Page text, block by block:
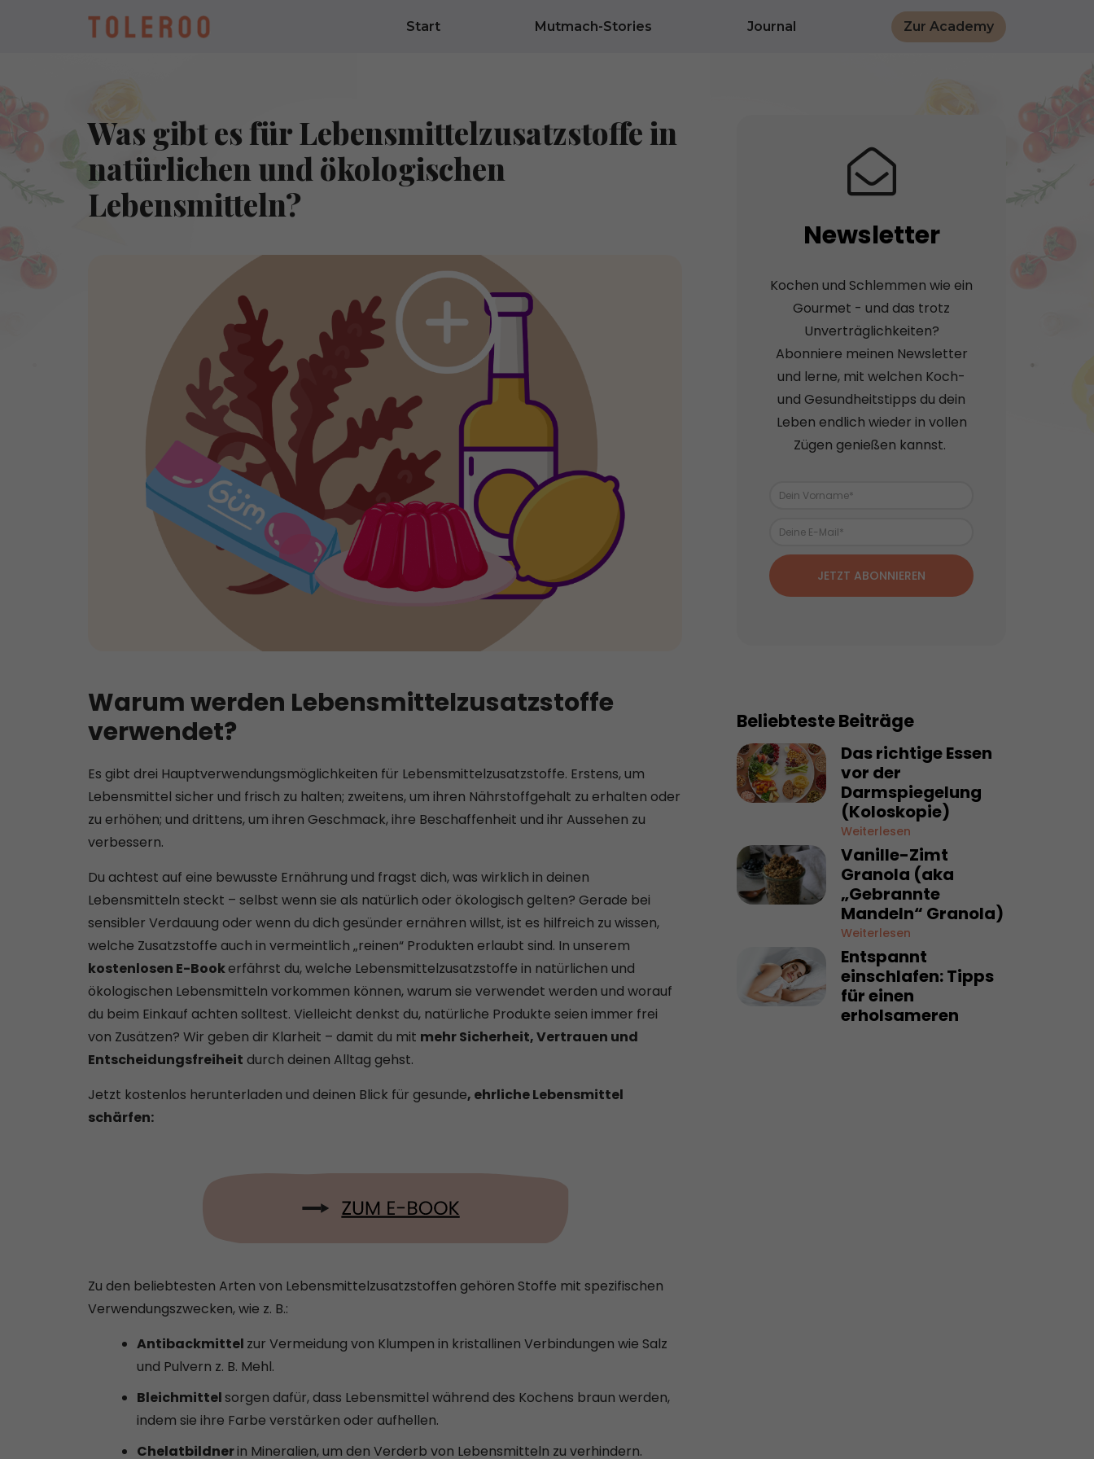
Start Mutmach-Stories Journal Zur Academy
Was gibt es für Lebensmittelzusatzstoffe in
natürlichen und ökologischen
Lebensmitteln?
Warum werden Lebensmittelzusatzstoffe
verwendet?
Es gibt drei Hauptverwendungsmöglichkeiten für Lebensmittelzusatzstoffe. Erstens, um
Lebensmittel sicher und frisch zu halten; zweitens, um ihren Nährstoffgehalt zu erhalten oder
zu erhöhen; und drittens, um ihren Geschmack, ihre Beschaffenheit und ihr Aussehen zu
verbessern.
Du achtest auf eine bewusste Ernährung und fragst dich, was wirklich in deinen
Lebensmitteln steckt – selbst wenn sie als natürlich oder ökologisch gelten? Gerade bei
sensibler Verdauung oder wenn du dich gesünder ernähren willst, ist es hilfreich zu wissen,
welche Zusatzstoffe auch in vermeintlich „reinen“ Produkten erlaubt sind. In unserem
kostenlosen E-Bookerfährst du, welche Lebensmittelzusatzstoffe in natürlichen und
ökologischen Lebensmitteln vorkommen können, warum sie verwendet werden und worauf
du beim Einkauf achten solltest. Vielleicht denkst du, natürliche Produkte seien immer frei
von Zusätzen? Wir geben dir Klarheit – damit du mit mehr Sicherheit, Vertrauen und
Entscheidungsfreiheit durch deinen Alltag gehst.
Jetzt kostenlos herunterladen und deinen Blick für gesunde, ehrliche Lebensmittel
schärfen:
Zu den beliebtesten Arten von Lebensmittelzusatzstoffen gehören Stoffe mit spezifischen
Verwendungszwecken, wie z. B.:
Antibackmittel zur Vermeidung von Klumpen in kristallinen Verbindungen wie Salz
und Pulvern z. B. Mehl.
Bleichmittelsorgen dafür, dass Lebensmittel während des Kochens braun werden,
indem sie ihre Farbe verstärken oder aufhellen.
Chelatbildnerin Mineralien, um den Verderb von Lebensmitteln zu verhindern.
Newsletter
Kochen und Schlemmen wie ein
Gourmet - und das trotz
Unverträglichkeiten?
Abonniere meinen Newsletter
und lerne, mit welchen Koch-
und Gesundheitstipps du dein
Leben endlich wieder in vollen
Zügen genießen kannst.
JETZT ABONNIEREN
Beliebteste Beiträge
Das richtige Essen
vor der
Darmspiegelung
(Koloskopie)
Weiterlesen
Vanille-Zimt
Granola (aka
„Gebrannte
Mandeln“ Granola)
Weiterlesen
Entspannt
einschlafen: Tipps
für einen
erholsameren